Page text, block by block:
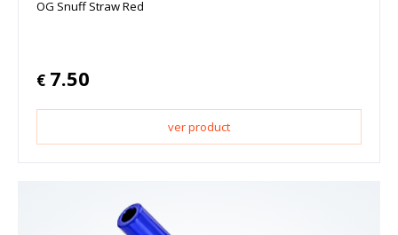
OG Snuff Straw Red
€ 7.50
ver product